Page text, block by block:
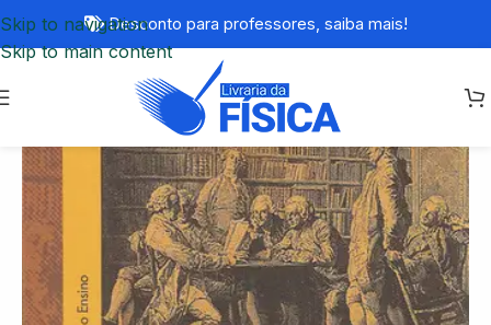
Skip to navigation
Skip to main content
Desconto para professores, saiba mais!